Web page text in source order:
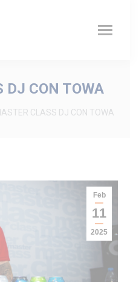
DJ CON TOWA
CLASS DJ CON TOWA
Feb
11
2025